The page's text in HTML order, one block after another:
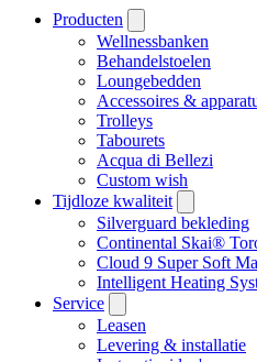
Producten
Wellnessbanken
Behandelstoelen
Loungebedden
Accessoires &
Trolleys
Tabourets
Acqua di Bellezi
Custom wish
Tijdloze kwaliteit
Silverguard bekleding
Continental Skai®
Cloud 9 Super Soft
Intelligent Heating
Service
Leasen
Levering & installatie